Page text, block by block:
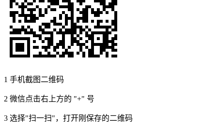
1 手机截图二维码
2 微信点击右上方的 "+" 号
3 选择"扫一扫"，打开刚保存的二维码